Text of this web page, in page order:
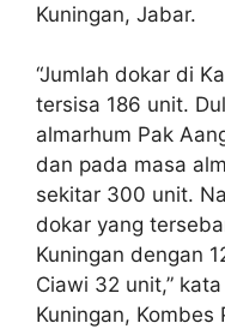
Kuningan, Jabar.
“Jumlah dokar di
tersisa 186 unit.
almarhum Pak
dan pada masa
sekitar 300 unit.
dokar yang
Kuningan dengan
Ciawi 32 unit,”
Kuningan, Kombes